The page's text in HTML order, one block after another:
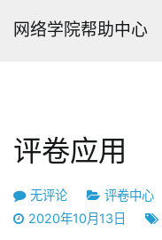
网络学院帮助中心
评卷应用
评
卷
无评论 评卷中心
2020年10月13日